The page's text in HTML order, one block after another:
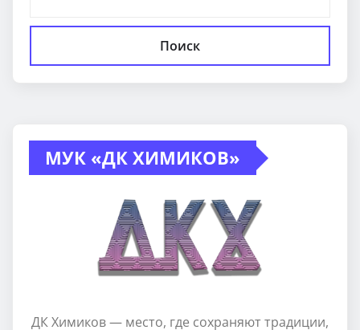
Поиск
МУК «ДК ХИМИКОВ»
ДК Химиков — место, где сохраняют традиции,